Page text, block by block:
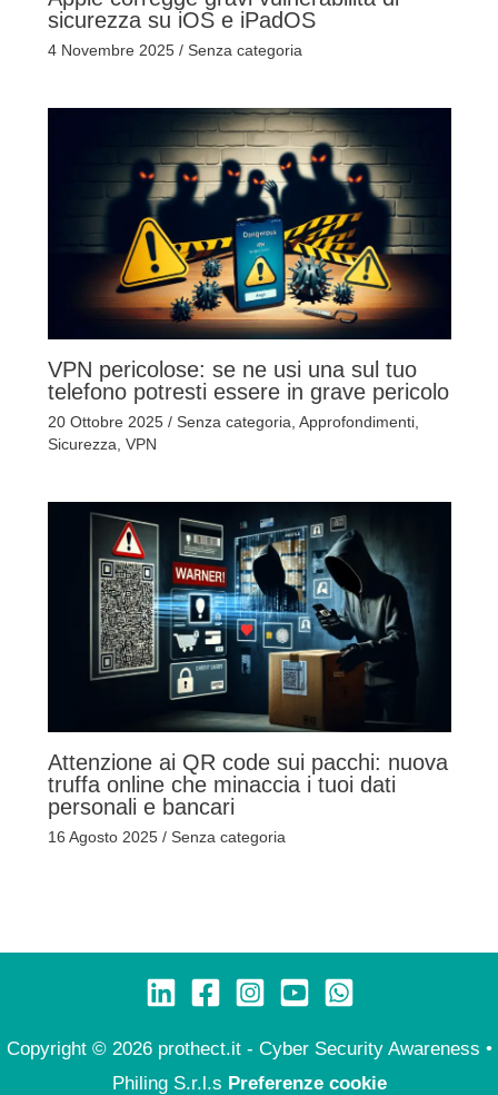
sicurezza su iOS e iPadOS
4 Novembre 2025 / Senza categoria
VPN pericolose: se ne usi una sul tuo
telefono potresti essere in grave pericolo
20 Ottobre 2025 / Senza categoria Approfondimenti,
Sicurezza VPN
Attenzione ai QR code sui pacchi: nuova
truffa online che minaccia i tuoi dati
personali e bancari
16 Agosto 2025 / Senza categoria
Copyright © 2026 prothect.it - Cyber Security Awareness •
Philing S.r.l.s Preferenze cookie